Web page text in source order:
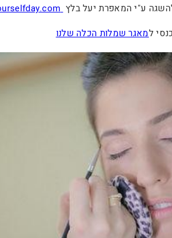
ע"י המאפרת יעל בלץ
למאגר שמלות הכלה שלנו